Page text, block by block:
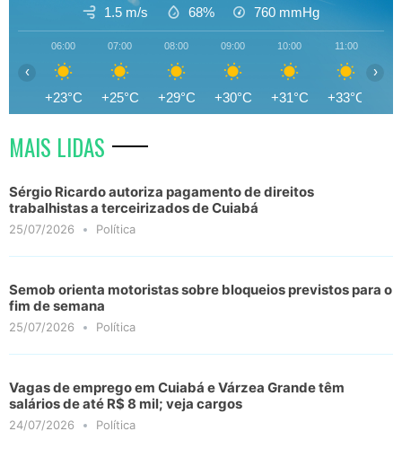
1.5 m/s 68% 760 mmHg
06:00
+23°C
07:00
+25°C
08:00
+29°C
09:00
+30°C
10:00
+31°C
11:00
+33°C
‹ ›
MAIS LIDAS
Sérgio Ricardo autoriza pagamento de direitos
trabalhistas a terceirizados de Cuiabá
25/07/2026 Política
Semob orienta motoristas sobre bloqueios previstos para o
fim de semana
25/07/2026 Política
Vagas de emprego em Cuiabá e Várzea Grande têm
salários de até R$ 8 mil; veja cargos
24/07/2026 Política